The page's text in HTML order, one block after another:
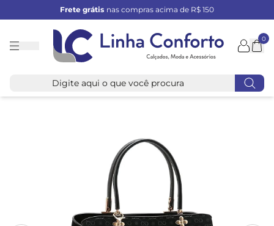
Frete grátis nas compras acima de R$ 150
Linha
0